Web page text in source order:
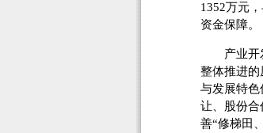
1352万元
资金保障。
产业开发
整体推进的
与发展特
让、股份
善“修梯田